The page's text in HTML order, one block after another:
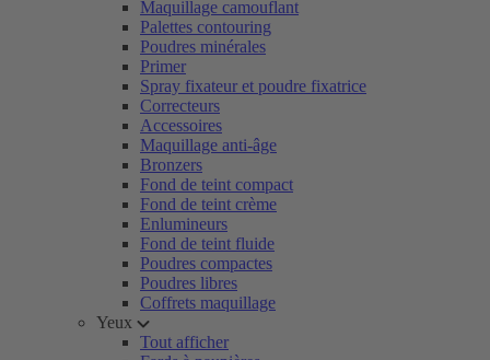
Maquillage camouflant
Palettes contouring
Poudres minérales
Primer
Spray fixateur et poudre fixatrice
Correcteurs
Accessoires
Maquillage anti-âge
Bronzers
Fond de teint compact
Fond de teint crème
Enlumineurs
Fond de teint fluide
Poudres compactes
Poudres libres
Coffrets maquillage
Yeux
Tout afficher